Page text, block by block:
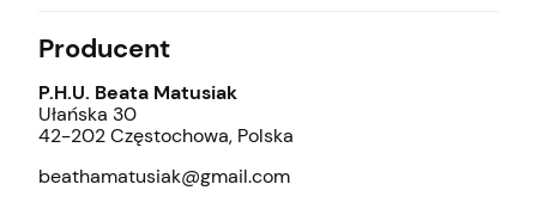
Producent
P.H.U. Beata Matusiak
Ułańska 30
42-202 Częstochowa, Polska
beathamatusiak@gmail.com